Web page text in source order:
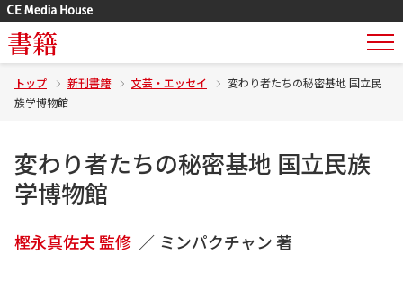
書籍
トップ 新刊書籍 文芸・エッセイ
変わり者たちの秘密基地 国立民
族学博物館
変わり者たちの秘密基地 国立民族
学博物館
樫永真佐夫 監修 ミンパクチャン 著